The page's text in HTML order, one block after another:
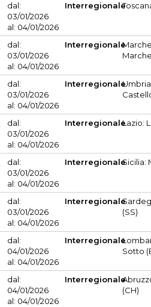
dal:
03/01/2026
al: 04/01/2026
Interregionale
dal:
03/01/2026
al: 04/01/2026
Interregionale
dal:
03/01/2026
al: 04/01/2026
Interregionale
dal:
03/01/2026
al: 04/01/2026
InterregionaleLazio:
dal:
03/01/2026
al: 04/01/2026
InterregionaleSicilia:
dal:
03/01/2026
al: 04/01/2026
Interregionale
(SS)
dal:
04/01/2026
al: 04/01/2026
Interregionale
Sotto
dal:
04/01/2026
al: 04/01/2026
Interregionale
(CH)